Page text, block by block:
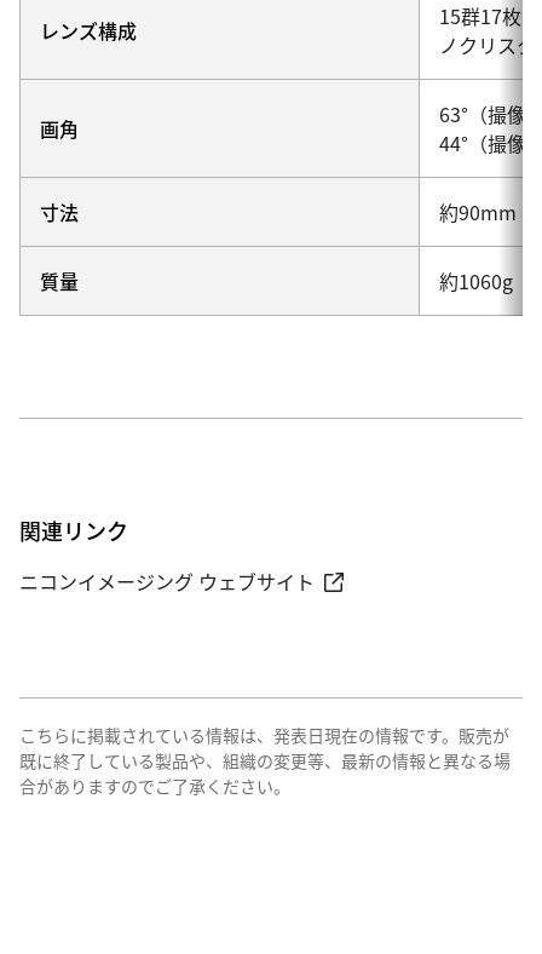
レンズ構成
15群17枚
ノクリス
画角
63°（撮像
44°（撮像
寸法 約90mm（
質量 約1060g
関連リンク
ニコンイメージング ウェブサイト
こちらに掲載されている情報は、発表日現在の情報です。販売が
既に終了している製品や、組織の変更等、最新の情報と異なる場
合がありますのでご了承ください。